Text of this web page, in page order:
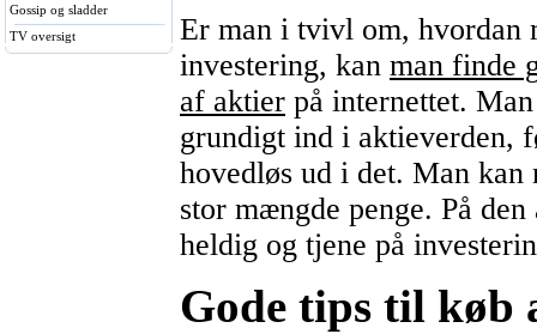
Gossip og sladder
TV oversigt
Er man i tvivl om, hvordan
investering, kan man finde
af aktier på internettet.
grundigt ind i aktieverden,
hovedløs ud i det. Man
stor mængde penge. På
heldig og tjene på
Gode tips til køb